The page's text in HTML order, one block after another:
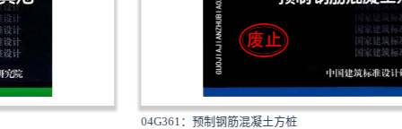
04G361：预制钢筋混凝土方桩